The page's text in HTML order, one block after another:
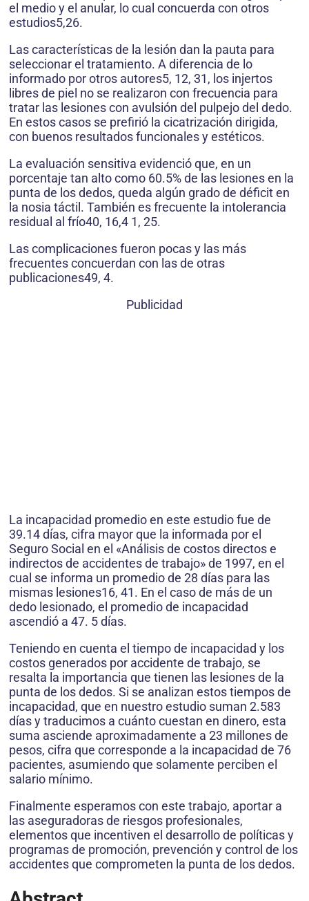
el medio y el anular, lo cual concuerda con otros
estudios5,26.
Las características de la lesión dan la pauta para
seleccionar el tratamiento. A diferencia de lo
informado por otros autores5, 12, 31, los injertos
libres de piel no se realizaron con frecuencia para
tratar las lesiones con avulsión del pulpejo del dedo.
En estos casos se prefirió la cicatrización dirigida,
con buenos resultados funcionales y estéticos.
La evaluación sensitiva evidenció que, en un
porcentaje tan alto como 60.5% de las lesiones en la
punta de los dedos, queda algún grado de déficit en
la nosia táctil. También es frecuente la intolerancia
residual al frío40, 16,4 1, 25.
Las complicaciones fueron pocas y las más
frecuentes concuerdan con las de otras
publicaciones49, 4.
Publicidad
La incapacidad promedio en este estudio fue de
39.14 días, cifra mayor que la informada por el
Seguro Social en el «Análisis de costos directos e
indirectos de accidentes de trabajo» de 1997, en el
cual se informa un promedio de 28 días para las
mismas lesiones16, 41. En el caso de más de un
dedo lesionado, el promedio de incapacidad
ascendió a 47. 5 días.
Teniendo en cuenta el tiempo de incapacidad y los
costos generados por accidente de trabajo, se
resalta la importancia que tienen las lesiones de la
punta de los dedos. Si se analizan estos tiempos de
incapacidad, que en nuestro estudio suman 2.583
días y traducimos a cuánto cuestan en dinero, esta
suma asciende aproximadamente a 23 millones de
pesos, cifra que corresponde a la incapacidad de 76
pacientes, asumiendo que solamente perciben el
salario mínimo.
Finalmente esperamos con este trabajo, aportar a
las aseguradoras de riesgos profesionales,
elementos que incentiven el desarrollo de políticas y
programas de promoción, prevención y control de los
accidentes que comprometen la punta de los dedos.